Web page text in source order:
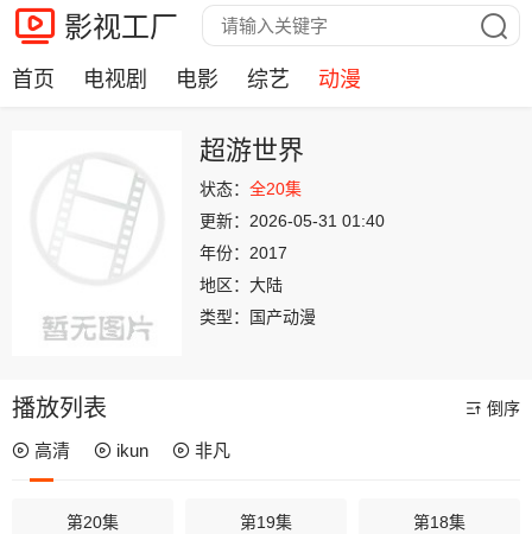
影视工厂
首页 电视剧 电影 综艺 动漫
超游世界
状态： 全20集
更新： 2026-05-31 01:40
年份： 2017
地区： 大陆
类型：
国产动漫
播放列表 倒序
高清 ikun 非凡
第20集 第19集 第18集